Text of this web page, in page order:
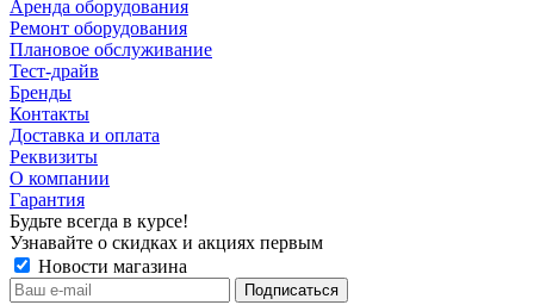
Аренда оборудования
Ремонт оборудования
Плановое обслуживание
Тест-драйв
Бренды
Контакты
Доставка и оплата
Реквизиты
О компании
Гарантия
Будьте всегда в курсе!
Узнавайте о скидках и акциях первым
Новости магазина